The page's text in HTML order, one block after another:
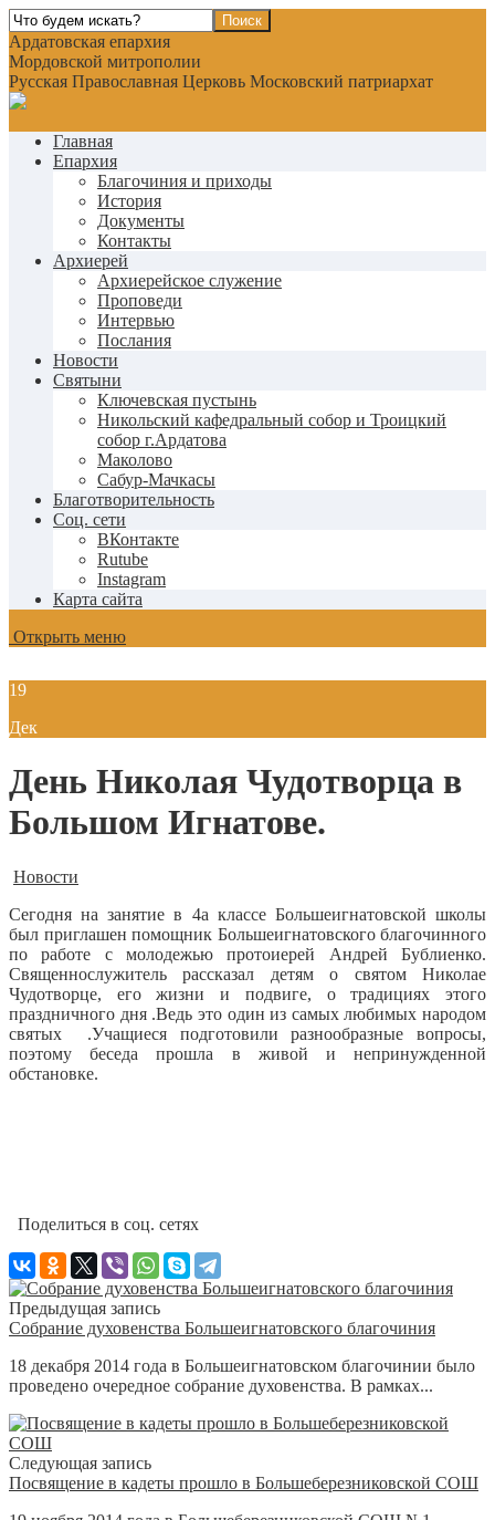
Ардатовская епархия
Мордовской митрополии
Русская Православная Церковь Московский патриархат
Главная
Епархия
Благочиния и приходы
История
Документы
Контакты
Архиерей
Архиерейское служение
Проповеди
Интервью
Послания
Новости
Святыни
Ключевская пустынь
Никольский кафедральный собор и Троицкий
собор г.Ардатова
Маколово
Сабур-Мачкасы
Благотворительность
Соц. сети
ВКонтакте
Rutube
Instagram
Карта сайта
Открыть меню
19
Дек
День Николая Чудотворца в
Большом Игнатове.
Новости
Сегодня на занятие в 4а классе Большеигнатовской школы
был приглашен помощник Большеигнатовского благочинного
по работе с молодежью протоиерей Андрей Бублиенко.
Священнослужитель рассказал детям о святом Николае
Чудотворце, его жизни и подвиге, о традициях этого
праздничного дня .Ведь это один из самых любимых народом
святых .Учащиеся подготовили разнообразные вопросы,
поэтому беседа прошла в живой и непринужденной
обстановке.
Поделиться в соц. сетях
Предыдущая запись
Собрание духовенства Большеигнатовского благочиния
18 декабря 2014 года в Большеигнатовском благочинии было
проведено очередное собрание духовенства. В рамках...
Следующая запись
Посвящение в кадеты прошло в Большеберезниковской СОШ